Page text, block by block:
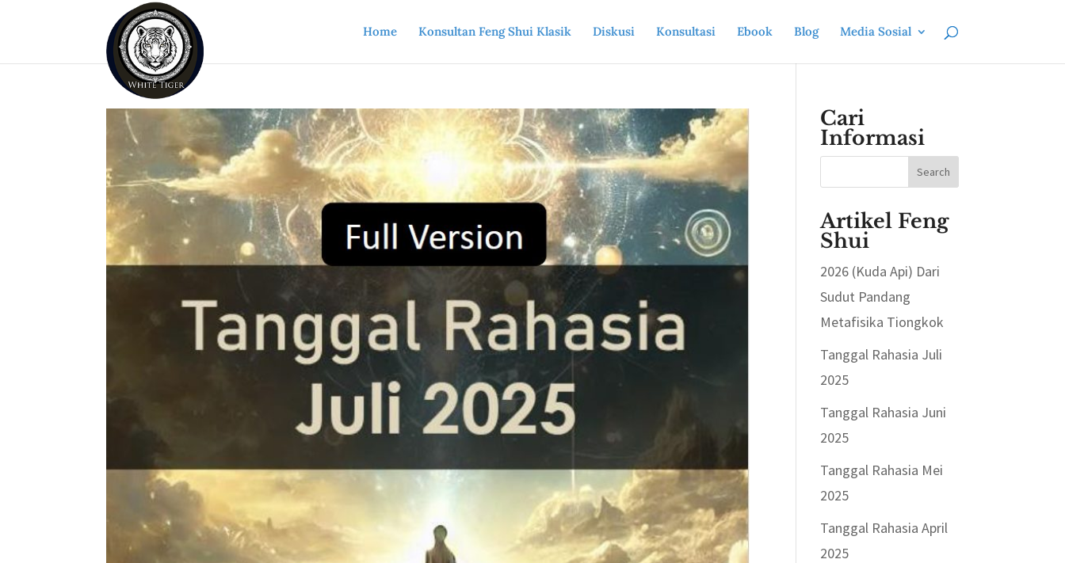
Home Konsultan Feng Shui Klasik Diskusi Konsultasi Ebook Blog Media Sosial
Cari
Informasi
Artikel Feng
Shui
2026 (Kuda Api) Dari
Sudut Pandang
Metafisika Tiongkok
Tanggal Rahasia Juli
2025
Tanggal Rahasia Juni
2025
Tanggal Rahasia Mei
2025
Tanggal Rahasia April
2025